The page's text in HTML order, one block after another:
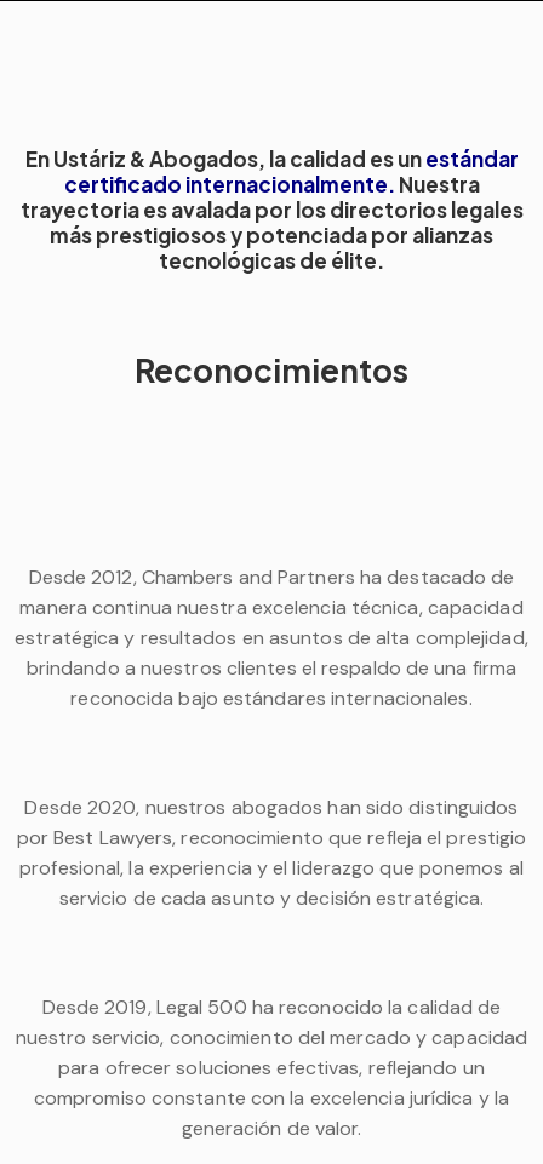
En Ustáriz & Abogados, la calidad es unestándar
certificado internacionalmente. Nuestra
trayectoria es avalada por los directorios legales
más prestigiosos y potenciada por alianzas
tecnológicas de élite.
Reconocimientos
Desde 2012, Chambers and Partners ha destacado de
manera continua nuestra excelencia técnica, capacidad
estratégica y resultados en asuntos de alta complejidad,
brindando a nuestros clientes el respaldo de una firma
reconocida bajo estándares internacionales.
Desde 2020, nuestros abogados han sido distinguidos
por Best Lawyers, reconocimiento que refleja el prestigio
profesional, la experiencia y el liderazgo que ponemos al
servicio de cada asunto y decisión estratégica.
Desde 2019, Legal 500 ha reconocido la calidad de
nuestro servicio, conocimiento del mercado y capacidad
para ofrecer soluciones efectivas, reflejando un
compromiso constante con la excelencia jurídica y la
generación de valor.